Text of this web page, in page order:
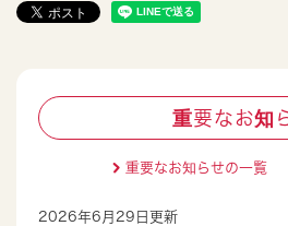
重要なお知
2026年6月29日更新
重要なお知らせの一覧